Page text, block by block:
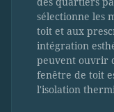
sélectionne les
toit et aux
intégration
peuvent ouvrir
fenêtre de toit
l'isolation